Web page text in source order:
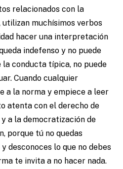
relacionados con la
muchísimos verbos
hacer una interpretación
indefenso y no puede
conducta típica, no puede
Cuando cualquier
a la norma y empiece a leer
atenta con el derecho de
a la democratización de
porque tú no quedas
desconoces lo que no debes
te invita a no hacer nada.